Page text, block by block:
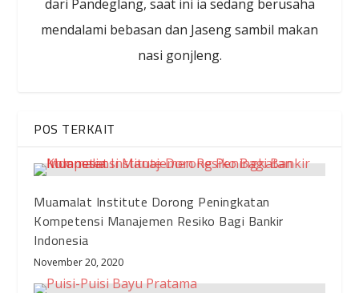
dari Pandeglang, saat ini ia sedang berusaha
mendalami bebasan dan Jaseng sambil makan
nasi gonjleng.
POS TERKAIT
Muamalat Institute Dorong Peningkatan
Kompetensi Manajemen Resiko Bagi Bankir
Indonesia
November 20, 2020